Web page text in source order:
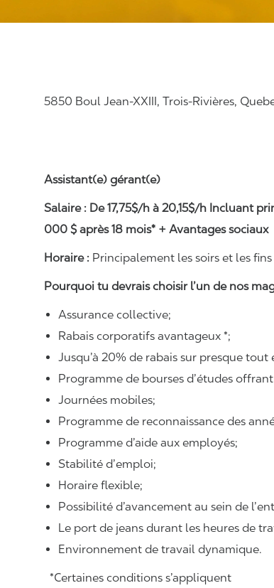
5850 Boul Jean-XXIII, Trois-Rivières,
Assistant(e) gérant(e)
Salaire : De 17,75$/h à 20,15$/h Incluant
000 $ après 18 mois* + Avantages sociaux
Horaire : Principalement les soirs et les
Pourquoi tu devrais choisir l’un de nos
Assurance collective;
Rabais corporatifs avantageux *;
Jusqu’à 20% de rabais sur presque tout
Programme de bourses d’études
Journées mobiles;
Programme de reconnaissance des
Programme d’aide aux employés;
Stabilité d’emploi;
Horaire flexible;
Possibilité d’avancement au sein de
Le port de jeans durant les heures de
Environnement de travail dynamique.
*Certaines conditions s’appliquent